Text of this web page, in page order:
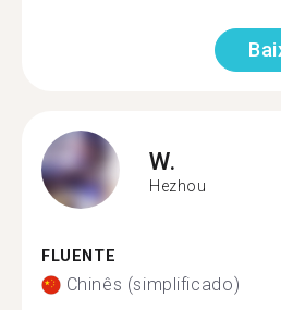
W.
Hezhou
FLUENTE
Chinês (simplificado)